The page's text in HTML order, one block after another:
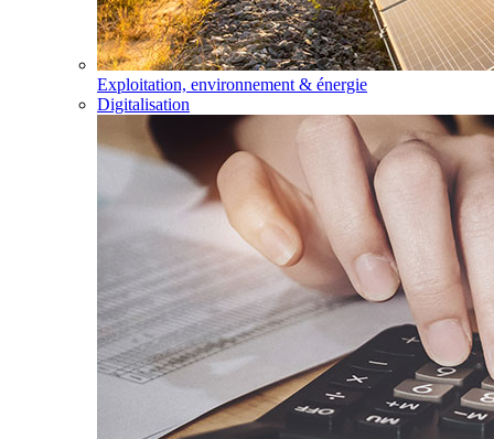
Exploitation, environnement & énergie
Digitalisation